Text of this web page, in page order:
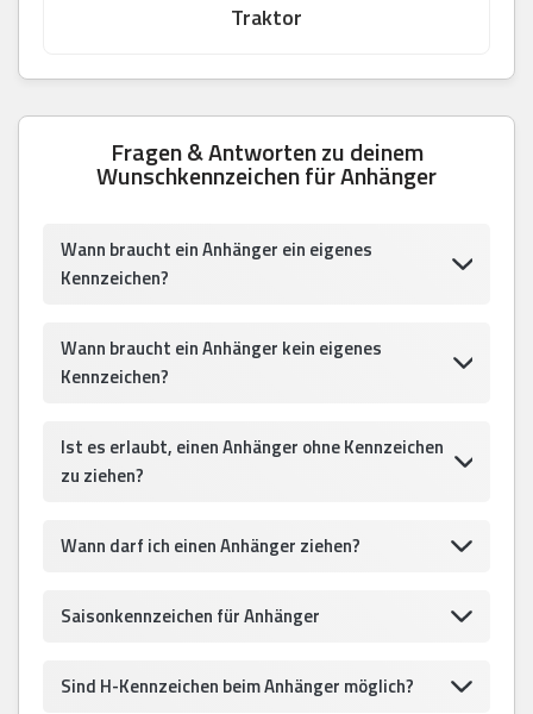
Traktor
Fragen & Antworten zu deinem
Wunschkennzeichen für Anhänger
Wann braucht ein Anhänger ein eigenes
Kennzeichen?
Wann braucht ein Anhänger kein eigenes
Kennzeichen?
Ist es erlaubt, einen Anhänger ohne Kennzeichen
zu ziehen?
Wann darf ich einen Anhänger ziehen?
Saisonkennzeichen für Anhänger
Sind H-Kennzeichen beim Anhänger möglich?